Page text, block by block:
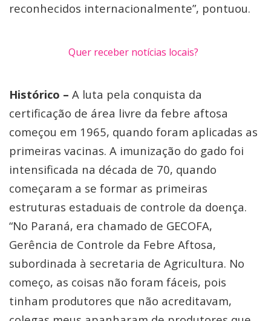
reconhecidos internacionalmente”, pontuou.
Quer receber notícias locais?
Histórico – A luta pela conquista da
certificação de área livre da febre aftosa
começou em 1965, quando foram aplicadas as
primeiras vacinas. A imunização do gado foi
intensificada na década de 70, quando
começaram a se formar as primeiras
estruturas estaduais de controle da doença.
“No Paraná, era chamado de GECOFA,
Gerência de Controle da Febre Aftosa,
subordinada à secretaria de Agricultura. No
começo, as coisas não foram fáceis, pois
tinham produtores que não acreditavam,